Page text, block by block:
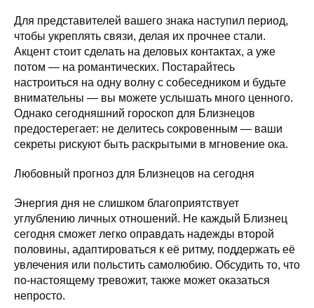
Для представителей вашего знака наступил период,
чтобы укреплять связи, делая их прочнее стали.
Акцент стоит сделать на деловых контактах, а уже
потом — на романтических. Постарайтесь
настроиться на одну волну с собеседником и будьте
внимательны — вы можете услышать много ценного.
Однако сегодняшний гороскоп для Близнецов
предостерегает: не делитесь сокровенным — ваши
секреты рискуют быть раскрытыми в мгновение ока.
Любовный прогноз для Близнецов на сегодня
Энергия дня не слишком благоприятствует
углублению личных отношений. Не каждый Близнец
сегодня сможет легко оправдать надежды второй
половины, адаптироваться к её ритму, поддержать её
увлечения или польстить самолюбию. Обсудить то, что
по-настоящему тревожит, также может оказаться
непросто.